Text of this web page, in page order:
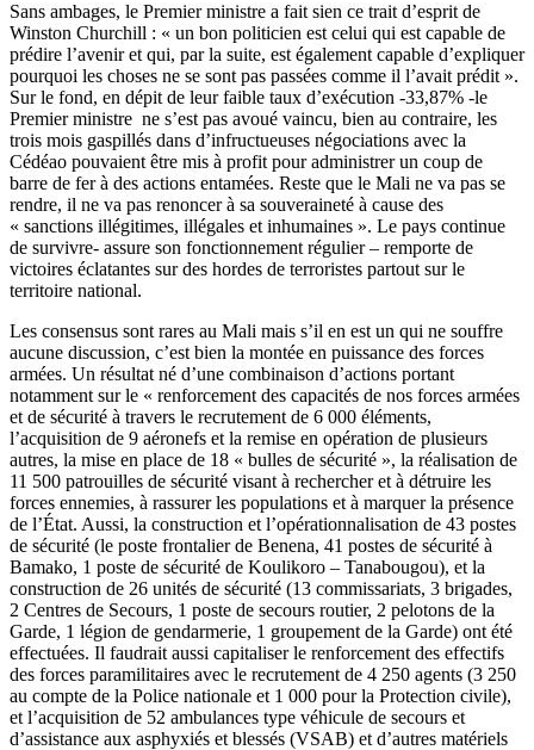
Sans ambages, le Premier ministre a fait sien ce trait d’esprit de
Winston Churchill : « un bon politicien est celui qui est capable de
prédire l’avenir et qui, par la suite, est également capable d’expliquer
pourquoi les choses ne se sont pas passées comme il l’avait prédit ».
Sur le fond, en dépit de leur faible taux d’exécution -33,87% -le
Premier ministre ne s’est pas avoué vaincu, bien au contraire, les
trois mois gaspillés dans d’infructueuses négociations avec la
Cédéao pouvaient être mis à profit pour administrer un coup de
barre de fer à des actions entamées. Reste que le Mali ne va pas se
rendre, il ne va pas renoncer à sa souveraineté à cause des
« sanctions illégitimes, illégales et inhumaines ». Le pays continue
de survivre- assure son fonctionnement régulier – remporte de
victoires éclatantes sur des hordes de terroristes partout sur le
territoire national.
Les consensus sont rares au Mali mais s’il en est un qui ne souffre
aucune discussion, c’est bien la montée en puissance des forces
armées. Un résultat né d’une combinaison d’actions portant
notamment sur le « renforcement des capacités de nos forces armées
et de sécurité à travers le recrutement de 6 000 éléments,
l’acquisition de 9 aéronefs et la remise en opération de plusieurs
autres, la mise en place de 18 « bulles de sécurité », la réalisation de
11 500 patrouilles de sécurité visant à rechercher et à détruire les
forces ennemies, à rassurer les populations et à marquer la présence
de l’État. Aussi, la construction et l’opérationnalisation de 43 postes
de sécurité (le poste frontalier de Benena, 41 postes de sécurité à
Bamako, 1 poste de sécurité de Koulikoro – Tanabougou), et la
construction de 26 unités de sécurité (13 commissariats, 3 brigades,
2 Centres de Secours, 1 poste de secours routier, 2 pelotons de la
Garde, 1 légion de gendarmerie, 1 groupement de la Garde) ont été
effectuées. Il faudrait aussi capitaliser le renforcement des effectifs
des forces paramilitaires avec le recrutement de 4 250 agents (3 250
au compte de la Police nationale et 1 000 pour la Protection civile),
et l’acquisition de 52 ambulances type véhicule de secours et
d’assistance aux asphyxiés et blessés (VSAB) et d’autres matériels